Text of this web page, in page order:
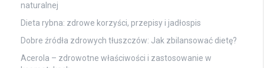
naturalnej
Dieta rybna: zdrowe korzyści, przepisy i jadłospis
Dobre źródła zdrowych tłuszczów: Jak zbilansować dietę?
Acerola – zdrowotne właściwości i zastosowanie w